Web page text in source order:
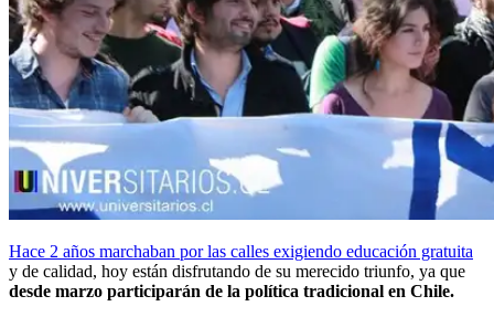
Hace 2 años marchaban por las calles exigiendo educación gratuita
y de calidad, hoy están disfrutando de su merecido triunfo, ya que
desde marzo participarán de la política tradicional en Chile.